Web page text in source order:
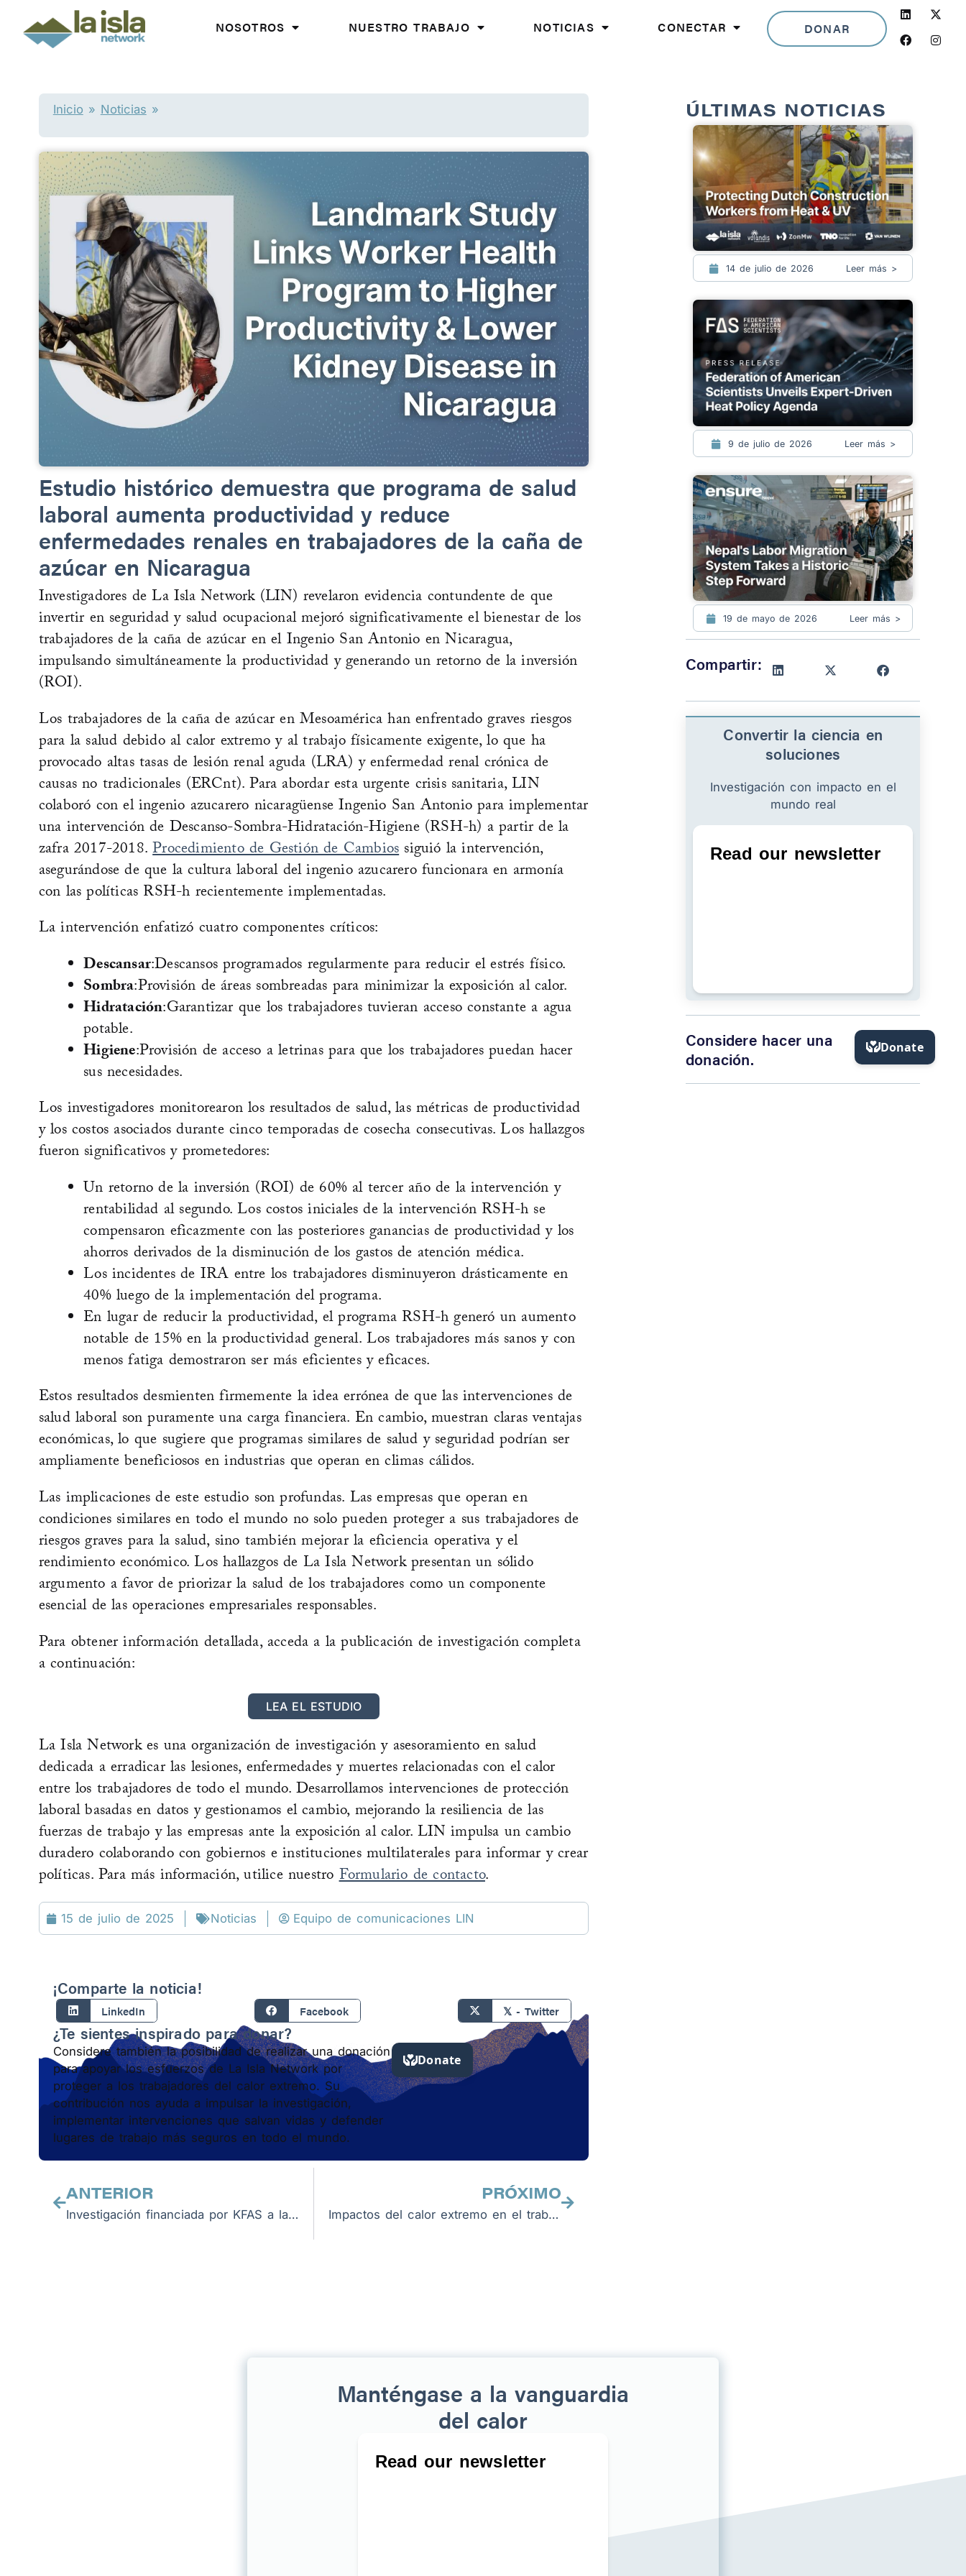
contenido
NOSOTROS NUESTRO TRABAJO NOTICIAS CONECTAR DONAR
LinkedIn
Facebook
Inicio » Noticias »
Estudio histórico demuestra que programa de salud
laboral aumenta productividad y reduce
enfermedades renales en trabajadores de la caña de
azúcar en Nicaragua
Investigadores de La Isla Network (LIN) revelaron evidencia contundente de que
invertir en seguridad y salud ocupacional mejoró significativamente el bienestar de los
trabajadores de la caña de azúcar en el Ingenio San Antonio en Nicaragua,
impulsando simultáneamente la productividad y generando un retorno de la inversión
(ROI).
Los trabajadores de la caña de azúcar en Mesoamérica han enfrentado graves riesgos
para la salud debido al calor extremo y al trabajo físicamente exigente, lo que ha
provocado altas tasas de lesión renal aguda (LRA) y enfermedad renal crónica de
causas no tradicionales (ERCnt). Para abordar esta urgente crisis sanitaria, LIN
colaboró con el ingenio azucarero nicaragüense Ingenio San Antonio para implementar
una intervención de Descanso-Sombra-Hidratación-Higiene (RSH-h) a partir de la
zafra 2017-2018.Procedimiento de Gestión de Cambiossiguió la intervención,
asegurándose de que la cultura laboral del ingenio azucarero funcionara en armonía
con las políticas RSH-h recientemente implementadas.
La intervención enfatizó cuatro componentes críticos:
Descansar:Descansos programados regularmente para reducir el estrés físico.
Sombra:Provisión de áreas sombreadas para minimizar la exposición al calor.
Hidratación:Garantizar que los trabajadores tuvieran acceso constante a agua
potable.
Higiene:Provisión de acceso a letrinas para que los trabajadores puedan hacer
sus necesidades.
Los investigadores monitorearon los resultados de salud, las métricas de productividad
y los costos asociados durante cinco temporadas de cosecha consecutivas. Los hallazgos
fueron significativos y prometedores:
Un retorno de la inversión (ROI) de 60% al tercer año de la intervención y
rentabilidad al segundo. Los costos iniciales de la intervención RSH-h se
compensaron eficazmente con las posteriores ganancias de productividad y los
ahorros derivados de la disminución de los gastos de atención médica.
Los incidentes de IRA entre los trabajadores disminuyeron drásticamente en
40% luego de la implementación del programa.
En lugar de reducir la productividad, el programa RSH-h generó un aumento
notable de 15% en la productividad general. Los trabajadores más sanos y con
menos fatiga demostraron ser más eficientes y eficaces.
Estos resultados desmienten firmemente la idea errónea de que las intervenciones de
salud laboral son puramente una carga financiera. En cambio, muestran claras ventajas
económicas, lo que sugiere que programas similares de salud y seguridad podrían ser
ampliamente beneficiosos en industrias que operan en climas cálidos.
Las implicaciones de este estudio son profundas. Las empresas que operan en
condiciones similares en todo el mundo no solo pueden proteger a sus trabajadores de
riesgos graves para la salud, sino también mejorar la eficiencia operativa y el
rendimiento económico. Los hallazgos de La Isla Network presentan un sólido
argumento a favor de priorizar la salud de los trabajadores como un componente
esencial de las operaciones empresariales responsables.
Para obtener información detallada, acceda a la publicación de investigación completa
a continuación:
LEA EL ESTUDIO
La Isla Network es una organización de investigación y asesoramiento en salud
dedicada a erradicar las lesiones, enfermedades y muertes relacionadas con el calor
entre los trabajadores de todo el mundo. Desarrollamos intervenciones de protección
laboral basadas en datos y gestionamos el cambio, mejorando la resiliencia de las
fuerzas de trabajo y las empresas ante la exposición al calor. LIN impulsa un cambio
duradero colaborando con gobiernos e instituciones multilaterales para informar y crear
políticas. Para más información, utilice nuestroFormulario de contacto.
15 de julio de 2025 Noticias Equipo de comunicaciones LIN
¡Comparte la noticia!
LinkedIn Facebook 𝕏 - Twitter
¿Te sientes inspirado para donar?
Considere también la posibilidad de realizar una donación
para apoyar los esfuerzos de La Isla Network por
proteger a los trabajadores del calor extremo. Su
contribución nos ayuda a impulsar la investigación,
implementar intervenciones que salvan vidas y defender
lugares de trabajo más seguros en todo el mundo.
ANTERIOR
Investigación financiada por KFAS a la vanguardia en revelar el impacto del calor extremo en la salud humana
PRÓXIMO
Impactos del calor extremo en el trabajo
ÚLTIMAS NOTICIAS
14 de julio de 2026 Leer más >
9 de julio de 2026 Leer más >
19 de mayo de 2026 Leer más >
Compartir:
Convertir la ciencia en
soluciones
Investigación con impacto en el
mundo real
Considere hacer una
donación.
Manténgase a la vanguardia
del calor